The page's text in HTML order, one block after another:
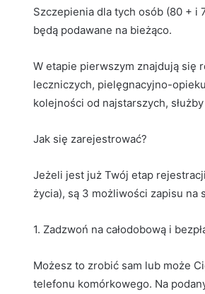
Szczepienia dla tych osób (80 +
będą podawane na bieżąco.
W etapie pierwszym znajdują się
leczniczych, pielęgnacyjno-
kolejności od najstarszych,
Jak się zarejestrować?
Jeżeli jest już Twój etap
życia), są 3 możliwości zapisu na
1. Zadzwoń na całodobową i
Możesz to zrobić sam lub może
telefonu komórkowego. Na